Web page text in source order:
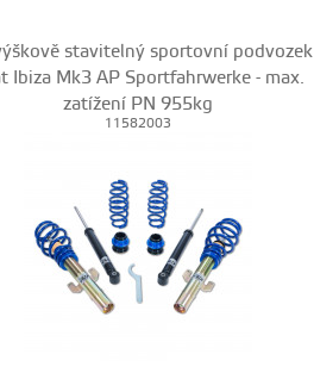
stavitelný sportovní podvozek
Ibiza Mk3 AP Sportfahrwerke - max.
zatížení PN 955kg
11582003